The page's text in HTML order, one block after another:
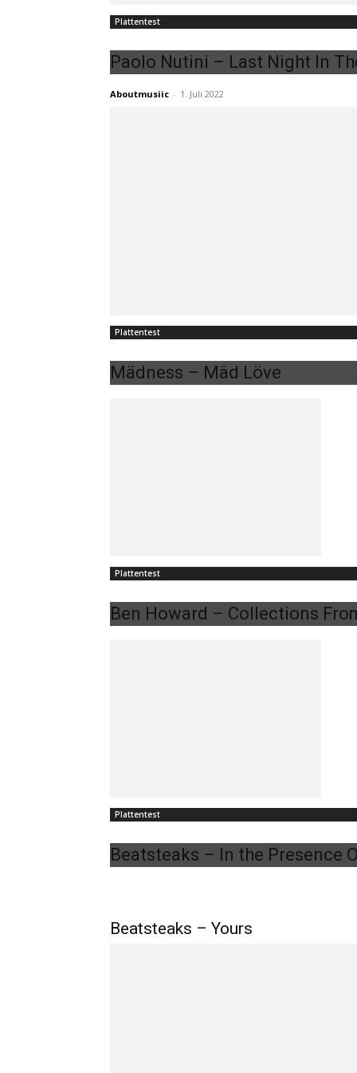
Plattentest
Paolo Nutini – Last Night In
Aboutmusiic - 1. Juli 2022
Plattentest
Mädness – Mäd Löve
Plattentest
Ben Howard – Collections
Plattentest
Beatsteaks – In the Presence
Beatsteaks – Yours